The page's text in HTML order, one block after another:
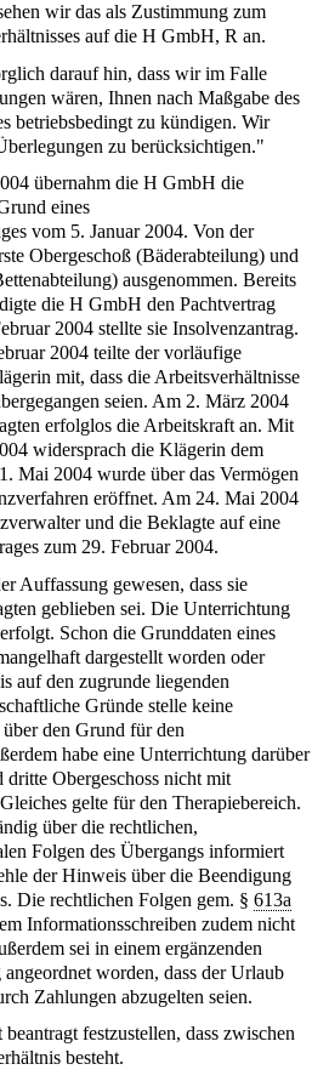
wir das als Zustimmung zum
auf die H GmbH, R an.
darauf hin, dass wir im Falle
wären, Ihnen nach Maßgabe des
betriebsbedingt zu kündigen. Wir
zu berücksichtigen."
übernahm die H GmbH die
eines
vom 5. Januar 2004. Von der
Obergeschoß (Bäderabteilung) und
ausgenommen. Bereits
die H GmbH den Pachtvertrag
2004 stellte sie Insolvenzantrag.
2004 teilte der vorläufige
mit, dass die Arbeitsverhältnisse
seien. Am 2. März 2004
erfolglos die Arbeitskraft an. Mit
widersprach die Klägerin dem
Mai 2004 wurde über das Vermögen
eröffnet. Am 24. Mai 2004
und die Beklagte auf eine
zum 29. Februar 2004.
Auffassung gewesen, dass sie
geblieben sei. Die Unterrichtung
Schon die Grunddaten eines
dargestellt worden oder
auf den zugrunde liegenden
Gründe stelle keine
den Grund für den
habe eine Unterrichtung darüber
dritte Obergeschoss nicht mit
gelte für den Therapiebereich.
über die rechtlichen,
Folgen des Übergangs informiert
der Hinweis über die Beendigung
Die rechtlichen Folgen gem. § 613a
Informationsschreiben zudem nicht
sei in einem ergänzenden
worden, dass der Urlaub
Zahlungen abzugelten seien.
festzustellen, dass zwischen
besteht.